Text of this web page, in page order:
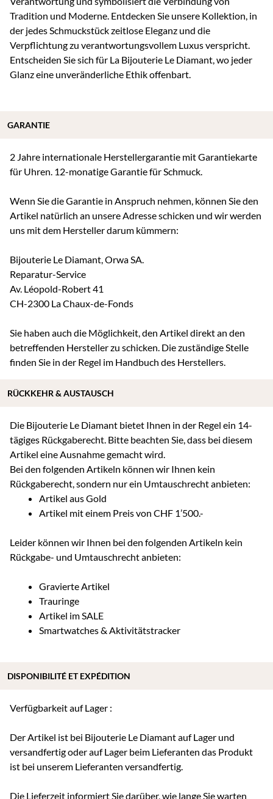
Tradition und Moderne. Entdecken Sie unsere Kollektion, in
der jedes Schmuckstück zeitlose Eleganz und die
Verpflichtung zu verantwortungsvollem Luxus verspricht.
Entscheiden Sie sich für La Bijouterie Le Diamant, wo jeder
Glanz eine unveränderliche Ethik offenbart.
2 Jahre internationale Herstellergarantie mit Garantiekarte
für Uhren. 12-monatige Garantie für Schmuck.
Wenn Sie die Garantie in Anspruch nehmen, können Sie den
Artikel natürlich an unsere Adresse schicken und wir werden
uns mit dem Hersteller darum kümmern:
Bijouterie Le Diamant, Orwa SA.
Reparatur-Service
Av. Léopold-Robert 41
CH-2300 La Chaux-de-Fonds
Sie haben auch die Möglichkeit, den Artikel direkt an den
betreffenden Hersteller zu schicken. Die zuständige Stelle
finden Sie in der Regel im Handbuch des Herstellers.
Die Bijouterie Le Diamant bietet Ihnen in der Regel ein 14-
tägiges Rückgaberecht. Bitte beachten Sie, dass bei diesem
Artikel eine Ausnahme gemacht wird.
Bei den folgenden Artikeln können wir Ihnen kein
Rückgaberecht, sondern nur ein Umtauschrecht anbieten:
Artikel aus Gold
Artikel mit einem Preis von CHF 1’500.-
Leider können wir Ihnen bei den folgenden Artikeln kein
Rückgabe- und Umtauschrecht anbieten:
Gravierte Artikel
Trauringe
Artikel im SALE
Smartwatches & Aktivitätstracker
Verfügbarkeit auf Lager :
Der Artikel ist bei Bijouterie Le Diamant auf Lager und
versandfertig oder auf Lager beim Lieferanten das Produkt
ist bei unserem Lieferanten versandfertig.
Die Lieferzeit informiert Sie darüber, wie lange Sie warten
GARANTIE
RÜCKKEHR & AUSTAUSCH
DISPONIBILITÉ ET EXPÉDITION